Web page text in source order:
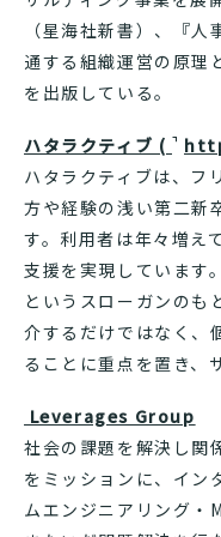
（星海社新書）、『
通する組織運営の原理
を出版している。
ハタラクティブ (
ハタラクティブは、フ
方や経験の浅い第二新
す。利用者は年々増え
支援を実現しています
というスローガンのも
介するだけではなく、
ることに重点を置き、
Leverages Group
社会の課題を解決し関
をミッションに、イン
ムエンジニアリング・